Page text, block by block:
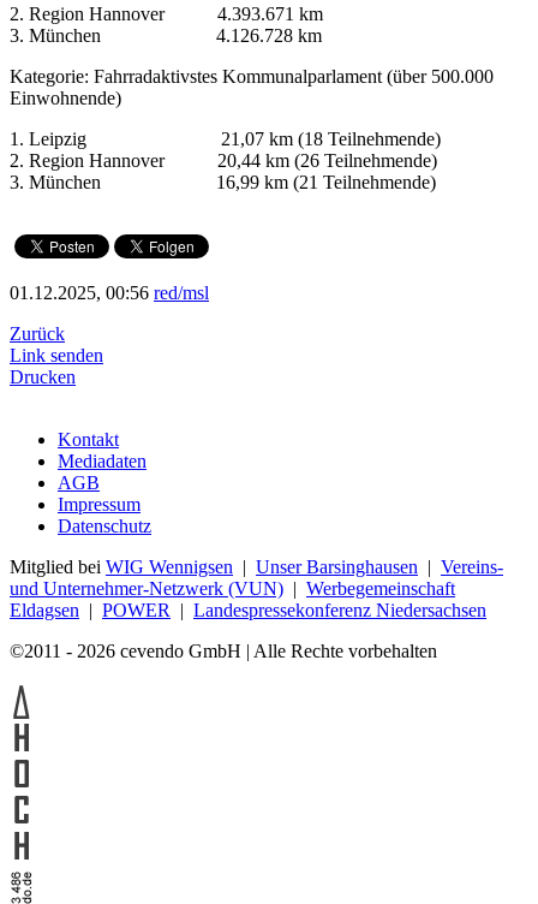
2. Region Hannover 4.393.671 km
3. München 4.126.728 km
Kategorie: Fahrradaktivstes Kommunalparlament (über 500.000
Einwohnende)
1. Leipzig 21,07 km (18 Teilnehmende)
2. Region Hannover 20,44 km (26 Teilnehmende)
3. München 16,99 km (21 Teilnehmende)
01.12.2025, 00:56 red/msl
Zurück
Link senden
Drucken
Kontakt
Mediadaten
AGB
Impressum
Datenschutz
Mitglied bei WIG Wennigsen | Unser Barsinghausen | Vereins-
und Unternehmer-Netzwerk (VUN) | Werbegemeinschaft
Eldagsen | POWER | Landespressekonferenz Niedersachsen
©2011 - 2026 cevendo GmbH | Alle Rechte vorbehalten